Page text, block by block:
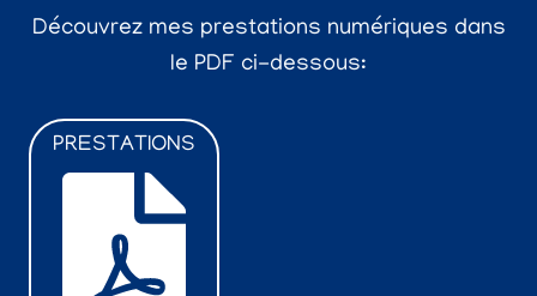
Découvrez mes prestations numériques dans
le PDF ci-dessous:
PRESTATIONS